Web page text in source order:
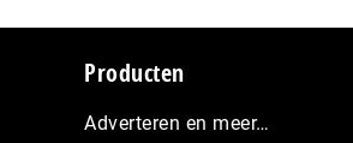
Producten
Adverteren en meer…